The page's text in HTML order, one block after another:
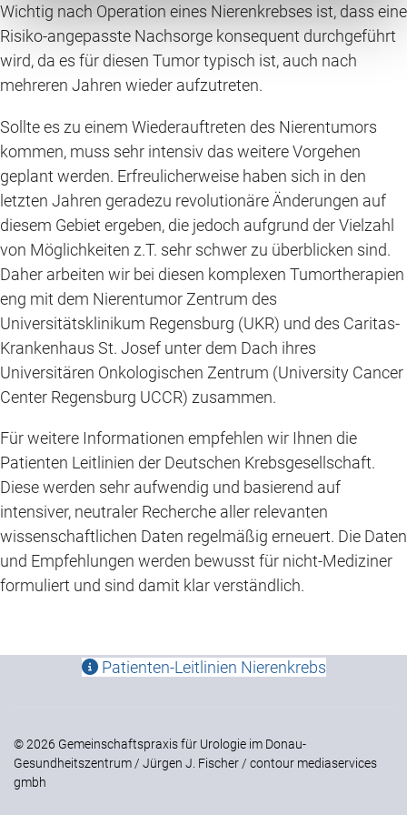
Wichtig nach Operation eines Nierenkrebses ist, dass eine
Risiko-angepasste Nachsorge konsequent durchgeführt
wird, da es für diesen Tumor typisch ist, auch nach
mehreren Jahren wieder aufzutreten.
Sollte es zu einem Wiederauftreten des Nierentumors
kommen, muss sehr intensiv das weitere Vorgehen
geplant werden. Erfreulicherweise haben sich in den
letzten Jahren geradezu revolutionäre Änderungen auf
diesem Gebiet ergeben, die jedoch aufgrund der Vielzahl
von Möglichkeiten z.T. sehr schwer zu überblicken sind.
Daher arbeiten wir bei diesen komplexen Tumortherapien
eng mit dem Nierentumor Zentrum des
Universitätsklinikum Regensburg (UKR) und des Caritas-
Krankenhaus St. Josef unter dem Dach ihres
Universitären Onkologischen Zentrum (University Cancer
Center Regensburg UCCR) zusammen.
Für weitere Informationen empfehlen wir Ihnen die
Patienten Leitlinien der Deutschen Krebsgesellschaft.
Diese werden sehr aufwendig und basierend auf
intensiver, neutraler Recherche aller relevanten
wissenschaftlichen Daten regelmäßig erneuert. Die Daten
und Empfehlungen werden bewusst für nicht-Mediziner
formuliert und sind damit klar verständlich.
Patienten-Leitlinien Nierenkrebs
© 2026 Gemeinschaftspraxis für Urologie im Donau-
Gesundheitszentrum / Jürgen J. Fischer / contour mediaservices
gmbh